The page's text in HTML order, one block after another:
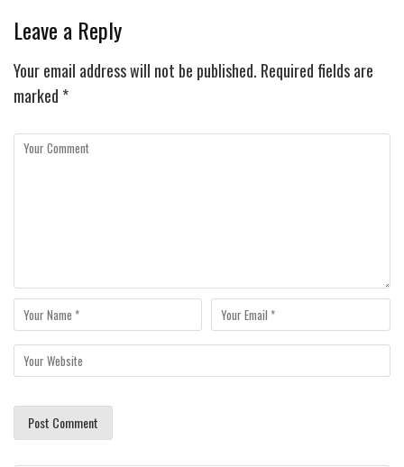
Leave a Reply
Your email address will not be published. Required fields are
marked *